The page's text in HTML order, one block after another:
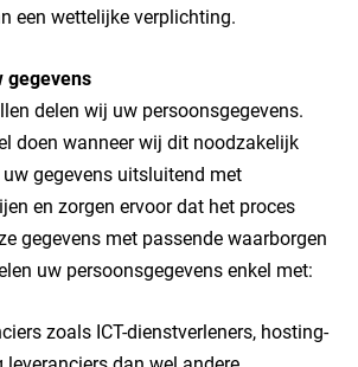
een wettelijke verplichting.
gegevens
delen wij uw persoonsgegevens.
doen wanneer wij dit noodzakelijk
gegevens uitsluitend met
en zorgen ervoor dat het proces
gegevens met passende waarborgen
uw persoonsgegevens enkel met:
zoals ICT-dienstverleners, hosting-